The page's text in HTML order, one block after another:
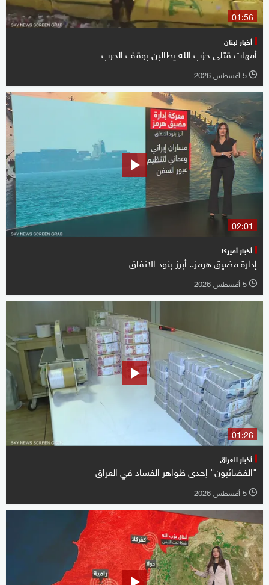
01:56
أخبار لبنان
أمهات قتلى حزب الله يطالبن بوقف الحرب
l 5 أغسطس 2026
02:01
أخبار أميركا
إدارة مضيق هرمز.. أبرز بنود الاتفاق
l 5 أغسطس 2026
01:26
أخبار العراق
"الفضائيون" إحدى ظواهر الفساد في العراق
l 5 أغسطس 2026